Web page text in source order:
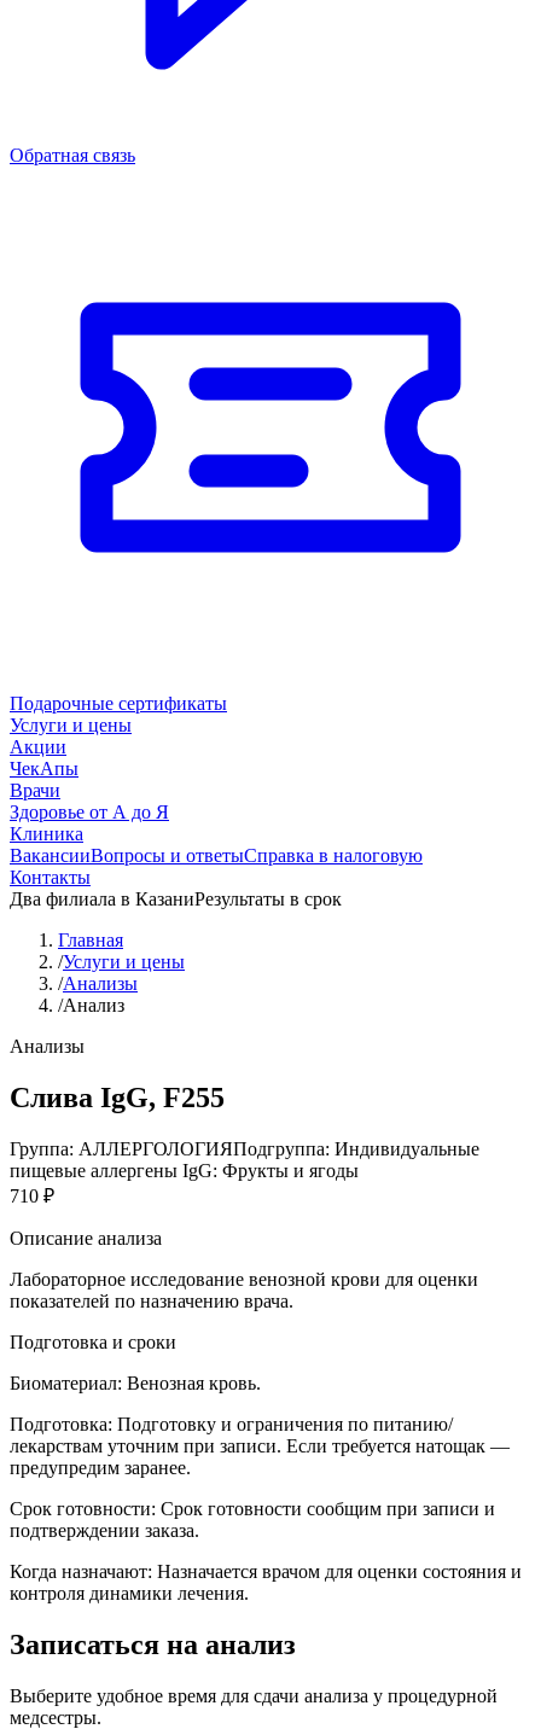
Обратная связь
Подарочные сертификаты
Услуги и цены
Акции
ЧекАпы
Врачи
Здоровье от А до Я
Клиника
ВакансииВопросы и ответыСправка в налоговую
Контакты
Два филиала в КазаниРезультаты в срок
Главная
/Услуги и цены
/Анализы
/Анализ
Анализы
Слива IgG, F255
Группа: АЛЛЕРГОЛОГИЯПодгруппа: Индивидуальные
пищевые аллергены IgG: Фрукты и ягоды
710 ₽
Описание анализа
Лабораторное исследование венозной крови для оценки
показателей по назначению врача.
Подготовка и сроки
Биоматериал: Венозная кровь.
Подготовка: Подготовку и ограничения по питанию/
лекарствам уточним при записи. Если требуется натощак —
предупредим заранее.
Срок готовности: Срок готовности сообщим при записи и
подтверждении заказа.
Когда назначают: Назначается врачом для оценки состояния и
контроля динамики лечения.
Записаться на анализ
Выберите удобное время для сдачи анализа у процедурной
медсестры.